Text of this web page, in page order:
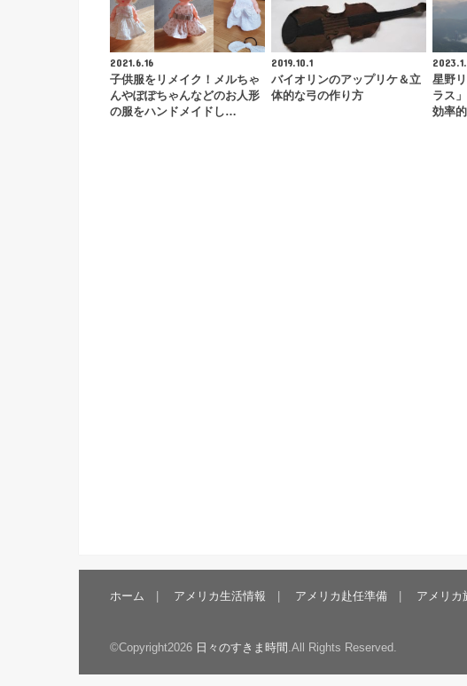
2021.6.16
子供服をリメイク！メルちゃ
んやぽぽちゃんなどのお人形
の服をハンドメイドし…
2019.10.1
バイオリンのアップリケ＆立
体的な弓の作り方
星野
ラス
効率
ホーム アメリカ生活情報 アメリカ赴任準備 アメリカ
©Copyright2026 日々のすきま時間 .All Rights Reserved.